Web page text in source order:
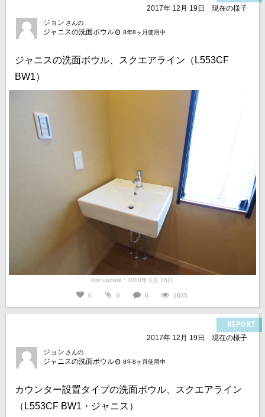
2017年 12月 19日
現在の様子
ジョン さんの
ジャニスの洗面ボウル 8年8ヶ月使用中
ジャニスの洗面ボウル、スクエアライン（L553CF
BW1）
last update : 2018年 1月 26日
0 0 0 1635
REPORT
2017年 12月 19日
現在の様子
ジョン さんの
ジャニスの洗面ボウル 8年8ヶ月使用中
カウンター設置タイプの洗面ボウル、スクエアライン
（L553CF BW1・ジャニス）